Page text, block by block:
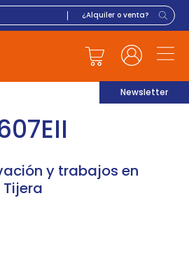
Newsletter
y trabajos en